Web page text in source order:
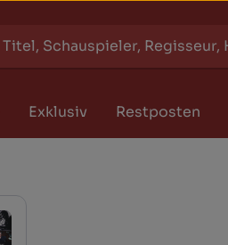
Exklusiv Restposten